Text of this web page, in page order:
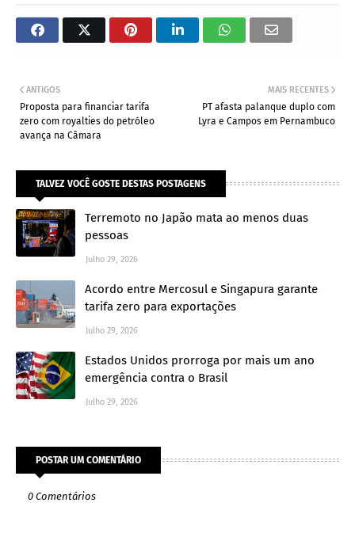
MAIS RECENTES
PT afasta palanque duplo com
Lyra e Campos em Pernambuco
ANTIGOS
Proposta para financiar tarifa
zero com royalties do petróleo
avança na Câmara
TALVEZ VOCÊ GOSTE DESTAS POSTAGENS
Terremoto no Japão mata ao menos duas
pessoas
Julho 29, 2026
Acordo entre Mercosul e Singapura garante
tarifa zero para exportações
Julho 29, 2026
Estados Unidos prorroga por mais um ano
emergência contra o Brasil
Julho 29, 2026
POSTAR UM COMENTÁRIO
0 Comentários